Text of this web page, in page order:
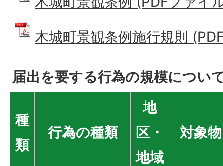
木城町景観条例施行規則
届出を要する行為の規模につい
種
類
行為の種類
地
区・
地域
対象物